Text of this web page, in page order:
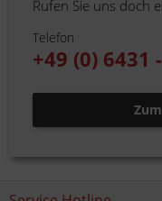
Rufen Sie uns doch
Telefon
+49 (0) 6431